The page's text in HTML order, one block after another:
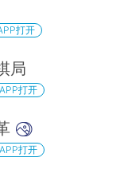
打开
局
APP打开
APP打开